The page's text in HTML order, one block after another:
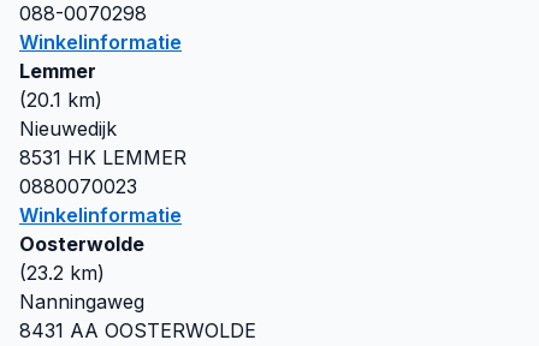
088-0070298
Winkelinformatie
Lemmer
(20.1 km)
Nieuwedijk
8531 HK LEMMER
0880070023
Winkelinformatie
Oosterwolde
(23.2 km)
Nanningaweg
8431 AA OOSTERWOLDE